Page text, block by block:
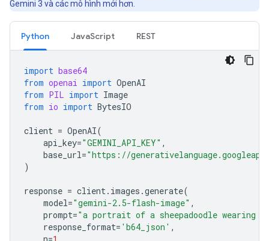
Gemini 3 và các mô hình mới hơn.
Python JavaScript REST
import base64
from openai import OpenAI
from PIL import Image
from io import BytesIO
client = OpenAI(
api_key="GEMINI_API_KEY" ,
base_url="https://
)
response = client. images .generate(
model="gemini-2.5-flash-image" ,
prompt="a portrait of a sheepadoodle wearing a
response_format= 'b64_json' ,